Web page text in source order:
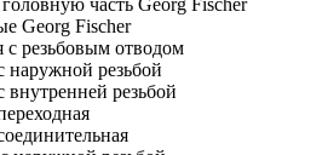
часть Georg Fischer
Georg Fischer
с резьбовым отводом
наружной резьбой
резьбой